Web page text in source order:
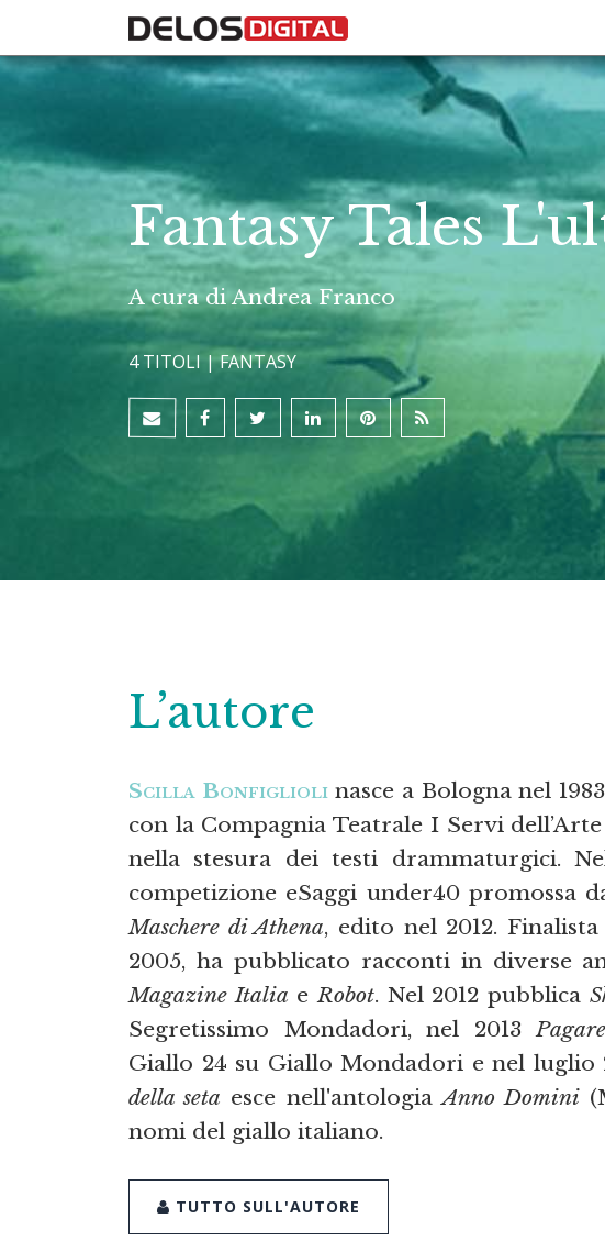
Fantasy Tales
A cura di Andrea Franco
4 TITOLI |FANTASY
L’autore
Scilla Bonfigliolinasce a Bologna nel
con la Compagnia Teatrale I Servi
nella stesura dei testi drammaturgici.
competizione eSaggi under40 promossa
Maschere di Athena, edito nel 2012.
2005, ha pubblicato racconti in diverse
Magazine Italia eRobot. Nel 2012 pubblica
Segretissimo Mondadori, nel 2013
Giallo 24 su Giallo Mondadori e nel
della seta esce nell'antologiaAnno Domini
nomi del giallo italiano.
TUTTO SULL'AUTORE